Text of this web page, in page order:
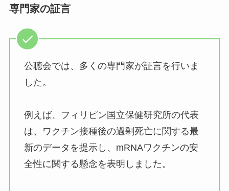
専門家の証言
公聴会では、多くの専門家が証言を行いま
した。
例えば、フィリピン国立保健研究所の代表
は、ワクチン接種後の過剰死亡に関する最
新のデータを提示し、mRNAワクチンの安
全性に関する懸念を表明しました。